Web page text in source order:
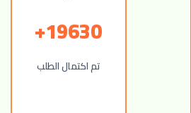
19630+
تم اكتمال الطلب